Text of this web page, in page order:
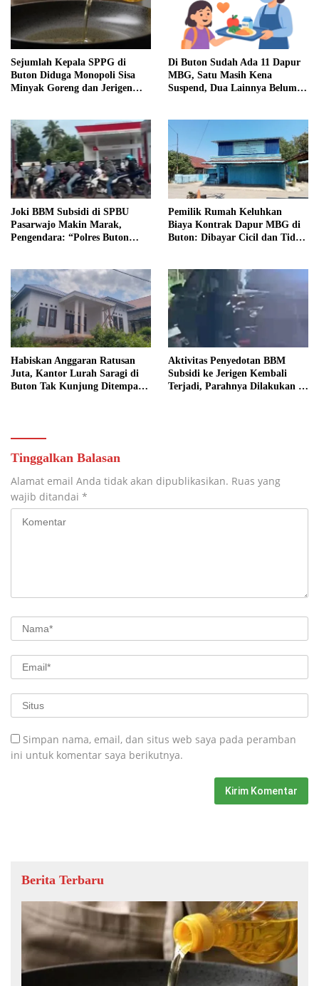
Sejumlah Kepala SPPG di
Buton Diduga Monopoli Sisa
Minyak Goreng dan Jerigen
Di Buton Sudah Ada 11 Dapur
MBG, Satu Masih Kena
Suspend, Dua Lainnya Belum
Joki BBM Subsidi di SPBU
Pasarwajo Makin Marak,
Pengendara: “Polres Buton
Pemilik Rumah Keluhkan
Biaya Kontrak Dapur MBG di
Buton: Dibayar Cicil dan Tidak
Habiskan Anggaran Ratusan
Juta, Kantor Lurah Saragi di
Buton Tak Kunjung Ditempati,
Aktivitas Penyedotan BBM
Subsidi ke Jerigen Kembali
Terjadi, Parahnya Dilakukan di
Tinggalkan Balasan
Alamat email Anda tidak akan dipublikasikan. Ruas yang
wajib ditandai *
Simpan nama, email, dan situs web saya pada peramban
ini untuk komentar saya berikutnya.
Berita Terbaru